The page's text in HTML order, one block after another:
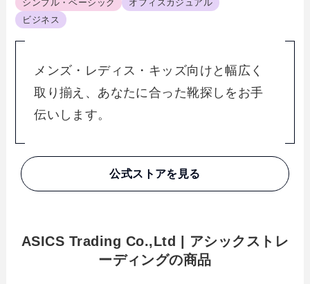
シンプル・ベーシック
オフィスカジュアル
ビジネス
メンズ・レディス・キッズ向けと幅広く
取り揃え、あなたに合った靴探しをお手
伝いします。
公式ストアを見る
ASICS Trading Co.,Ltd | アシックストレ
ーディングの商品